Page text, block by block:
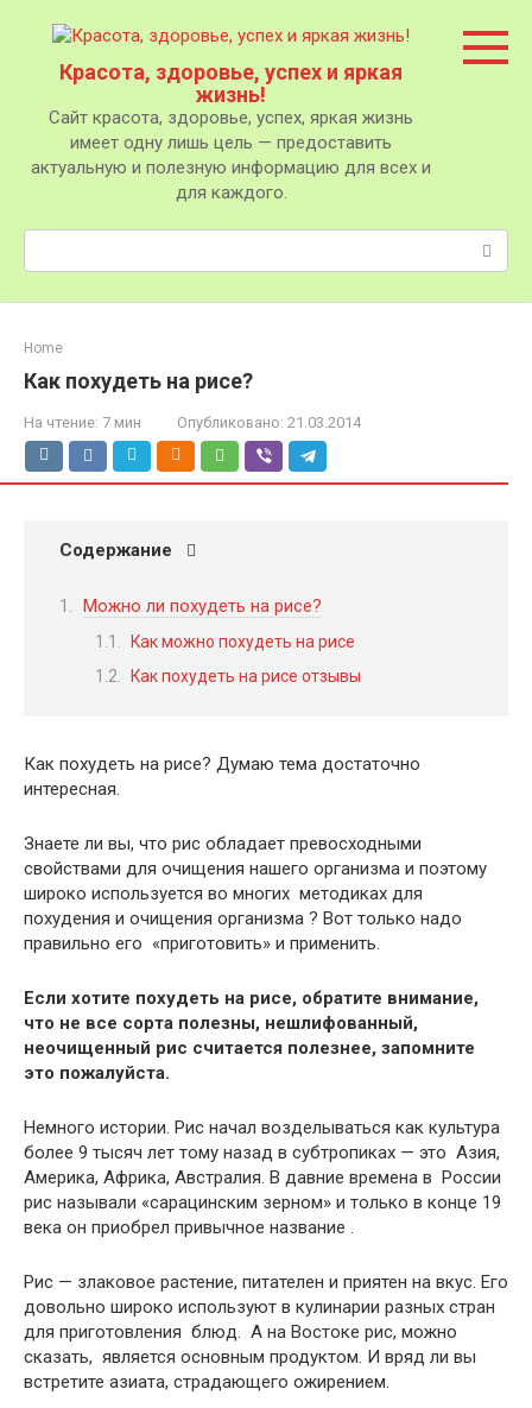
контентуКрасота, здоровье, успех и яркая
жизнь!
Сайт красота, здоровье, успех, яркая жизнь
имеет одну лишь цель — предоставить
актуальную и полезную информацию для всех и
для каждого.
Поиск:
Home
Как похудеть на рисе?
На чтение: 7 мин Опубликовано: 21.03.2014
Содержание
Можно ли похудеть на рисе?
Как можно похудеть на рисе
Как похудеть на рисе отзывы
Как похудеть на рисе? Думаю тема достаточно
интересная.
Знаете ли вы, что рис обладает превосходными
свойствами для очищения нашего организма и поэтому
широко используется во многих методиках для
похудения и очищения организма ? Вот только надо
правильно его «приготовить» и применить.
Если хотите похудеть на рисе, обратите внимание,
что не все сорта полезны, нешлифованный,
неочищенный рис считается полезнее, запомните
это пожалуйста.
Немного истории. Рис начал возделываться как культура
более 9 тысяч лет тому назад в субтропиках — это Азия,
Америка, Африка, Австралия. В давние времена в России
рис называли «сарацинским зерном» и только в конце 19
века он приобрел привычное название .
Рис — злаковое растение, питателен и приятен на вкус. Его
довольно широко используют в кулинарии разных стран
для приготовления блюд. А на Востоке рис, можно
сказать, является основным продуктом. И вряд ли вы
встретите азиата, страдающего ожирением.